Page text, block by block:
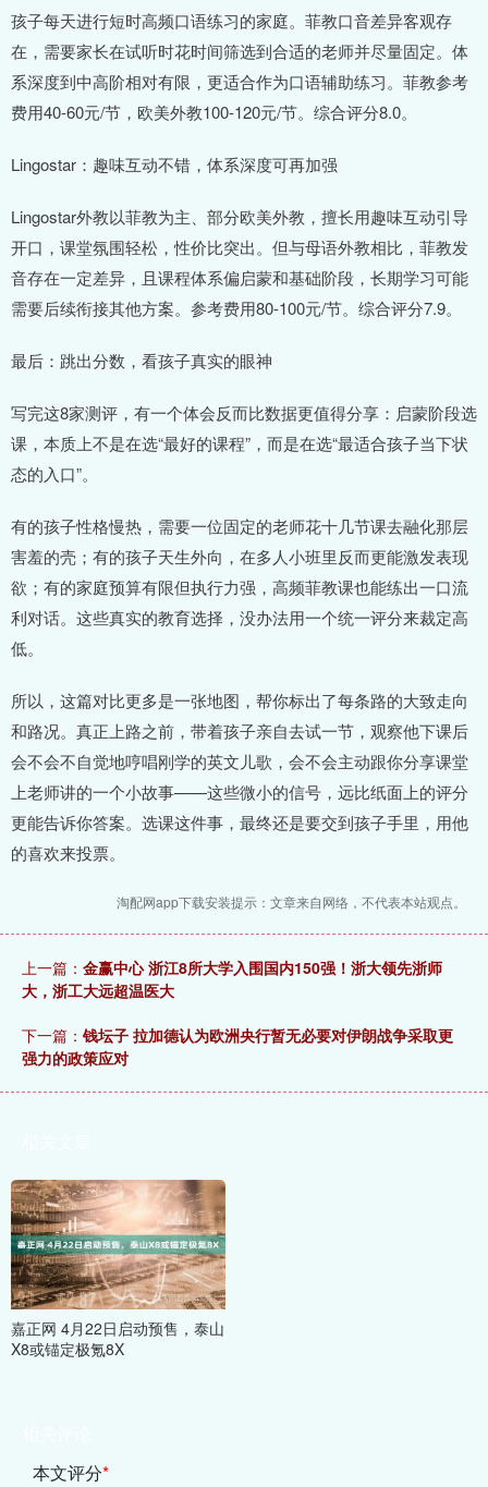
孩子每天进行短时高频口语练习的家庭。菲教口音差异客观存
在，需要家长在试听时花时间筛选到合适的老师并尽量固定。体
系深度到中高阶相对有限，更适合作为口语辅助练习。菲教参考
费用40-60元/节，欧美外教100-120元/节。综合评分8.0。
Lingostar：趣味互动不错，体系深度可再加强
Lingostar外教以菲教为主、部分欧美外教，擅长用趣味互动引导
开口，课堂氛围轻松，性价比突出。但与母语外教相比，菲教发
音存在一定差异，且课程体系偏启蒙和基础阶段，长期学习可能
需要后续衔接其他方案。参考费用80-100元/节。综合评分7.9。
最后：跳出分数，看孩子真实的眼神
写完这8家测评，有一个体会反而比数据更值得分享：启蒙阶段选
课，本质上不是在选“最好的课程”，而是在选“最适合孩子当下状
态的入口”。
有的孩子性格慢热，需要一位固定的老师花十几节课去融化那层
害羞的壳；有的孩子天生外向，在多人小班里反而更能激发表现
欲；有的家庭预算有限但执行力强，高频菲教课也能练出一口流
利对话。这些真实的教育选择，没办法用一个统一评分来裁定高
低。
所以，这篇对比更多是一张地图，帮你标出了每条路的大致走向
和路况。真正上路之前，带着孩子亲自去试一节，观察他下课后
会不会不自觉地哼唱刚学的英文儿歌，会不会主动跟你分享课堂
上老师讲的一个小故事——这些微小的信号，远比纸面上的评分
更能告诉你答案。选课这件事，最终还是要交到孩子手里，用他
的喜欢来投票。
淘配网app下载安装提示：文章来自网络，不代表本站观点。
上一篇： 金赢中心 浙江8所大学入围国内150强！浙大领先浙师
大，浙工大远超温医大
下一篇： 钱坛子 拉加德认为欧洲央行暂无必要对伊朗战争采取更
强力的政策应对
嘉正网 4月22日启动预售，泰山
X8或锚定极氪8X
本文评分*